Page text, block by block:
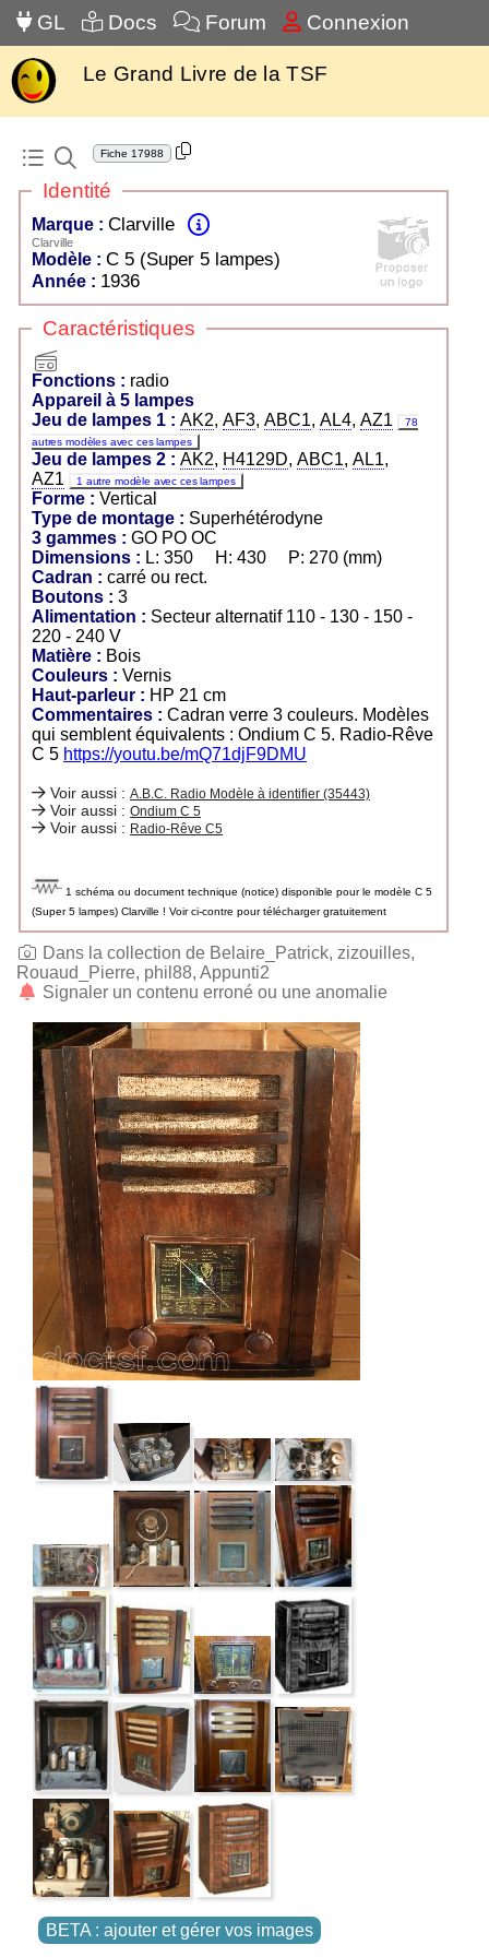
GL Docs Forum Connexion
Le Grand Livre de la TSF
Fiche 17988
Identité
Marque : Clarville
Clarville
Modèle : C 5 (Super 5 lampes)
Année : 1936
Caractéristiques
Fonctions : radio
Appareil à 5 lampes
Jeu de lampes 1 : AK2, AF3, ABC1, AL4, AZ1
78
autres modèles avec ces lampes
Jeu de lampes 2 : AK2, H4129D, ABC1, AL1,
AZ1
1 autre modèle avec ces lampes
Forme : Vertical
Type de montage : Superhétérodyne
3 gammes :
GO PO OC
Dimensions : L: 350 H: 430 P: 270 (mm)
Cadran : carré ou rect.
Boutons : 3
Alimentation : Secteur alternatif 110 - 130 - 150 -
220 - 240 V
Matière : Bois
Couleurs : Vernis
Haut-parleur : HP 21 cm
Commentaires : Cadran verre 3 couleurs. Modèles
qui semblent équivalents : Ondium C 5. Radio-Rêve
C 5 https://youtu.be/mQ71djF9DMU
Voir aussi : A.B.C. Radio Modèle à identifier (35443)
Voir aussi : Ondium C 5
Voir aussi : Radio-Rêve C5
1 schéma ou document technique (notice) disponible pour le modèle C 5
(Super 5 lampes) Clarville ! Voir ci-contre pour télécharger gratuitement
Dans la collection de Belaire_Patrick, zizouilles,
Rouaud_Pierre, phil88, Appunti2
Signaler un contenu erroné ou une anomalie
BETA : ajouter et gérer vos images